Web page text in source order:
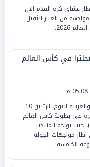
عشاق كرة القدم الآن
مواجهة من العيار الثقيل
2026.
في كأس العالم
تتجه أنظار الجماهير المصرية والعربية اليوم، الإثنين 10
منتظرة في بطولة كأس العالم
2025 (تحت 17 عاماً)، حيث يواجه المنتخب
مواجهات الجولة
الخامسة.